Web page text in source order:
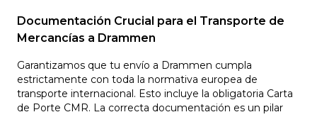
Documentación Crucial para el Transporte de
Mercancías a Drammen
Garantizamos que tu envío a Drammen cumpla
estrictamente con toda la normativa europea de
transporte internacional. Esto incluye la obligatoria Carta
de Porte CMR. La correcta documentación es un pilar